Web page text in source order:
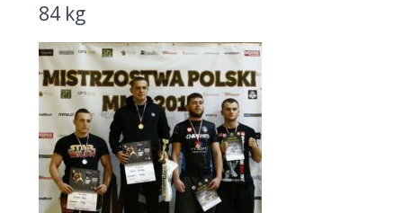
84 kg